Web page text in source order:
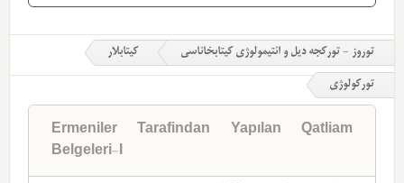
توروز - تورکجه دیل و ائتیمولوژی کیتابخاناسی کیتابلار
تورکولوژی
Ermeniler Tarafindan Yapılan Qatliam
Belgeleri-I